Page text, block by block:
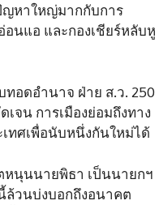
ญหาใหญ่มากกับการ
นแอ และกองเชียร์หลับหู
ทอดอำนาจ ฝ่าย ส.ว. 250
จน การเมืองย่อมถึงทาง
ทศเพื่อนับหนึ่งกันใหม่ได้
หนุนนายพิธา เป็นนายกฯ
วนบ่งบอกถึงอนาคต